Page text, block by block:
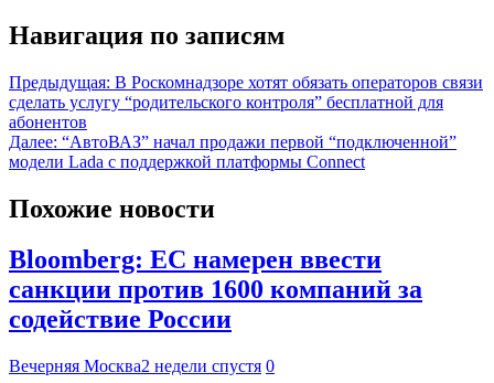
Навигация по записям
Предыдущая: В Роскомнадзоре хотят обязать операторов связи
сделать услугу “родительского контроля” бесплатной для
абонентов
Далее: “АвтоВАЗ” начал продажи первой “подключенной”
модели Lada с поддержкой платформы Connect
Похожие новости
Bloomberg: ЕС намерен ввести
санкции против 1600 компаний за
содействие России
Вечерняя Москва2 недели спустя 0